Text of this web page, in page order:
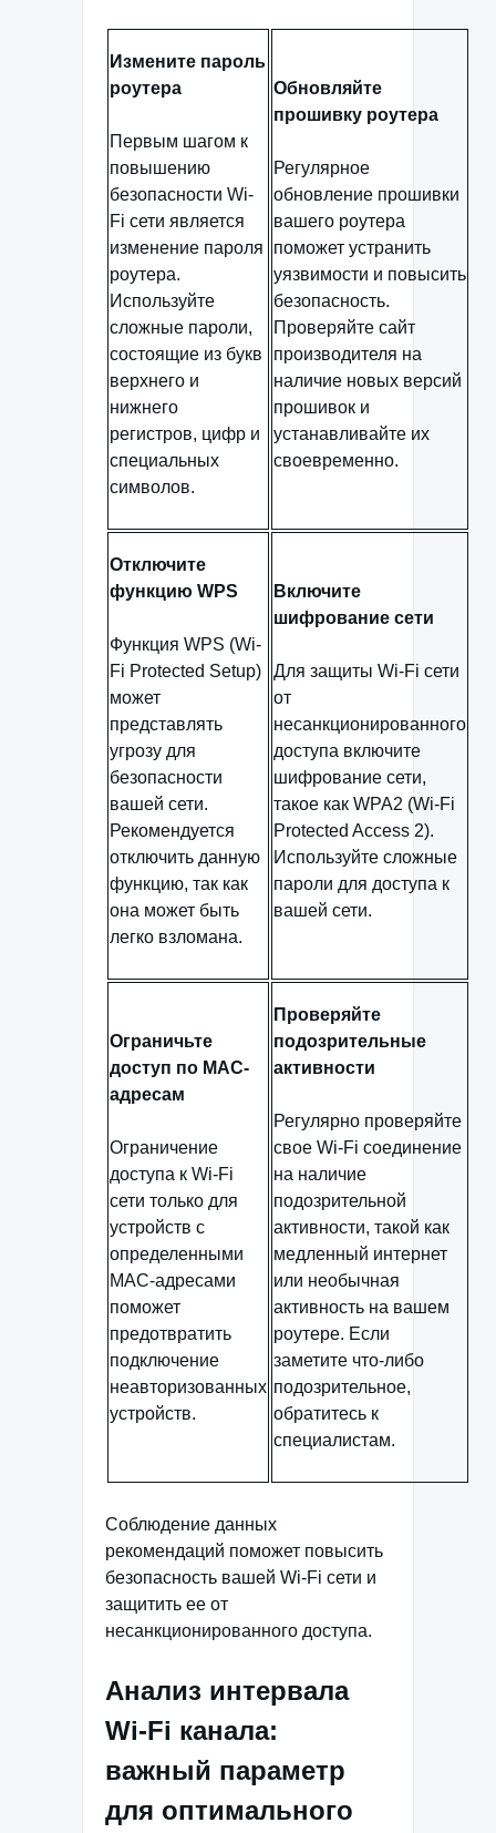
Измените пароль
роутера
Первым шагом к
повышению
безопасности Wi-
Fi сети является
изменение пароля
роутера.
Используйте
сложные пароли,
состоящие из букв
верхнего и
нижнего
регистров, цифр и
специальных
символов.
Обновляйте
прошивку роутера
Регулярное
обновление прошивки
вашего роутера
поможет устранить
уязвимости и повысить
безопасность.
Проверяйте сайт
производителя на
наличие новых версий
прошивок и
устанавливайте их
своевременно.
Отключите
функцию WPS
Функция WPS (Wi-
Fi Protected Setup)
может
представлять
угрозу для
безопасности
вашей сети.
Рекомендуется
отключить данную
функцию, так как
она может быть
легко взломана.
Включите
шифрование сети
Для защиты Wi-Fi сети
от
несанкционированного
доступа включите
шифрование сети,
такое как WPA2 (Wi-Fi
Protected Access 2).
Используйте сложные
пароли для доступа к
вашей сети.
Ограничьте
доступ по MAC-
адресам
Ограничение
доступа к Wi-Fi
сети только для
устройств с
определенными
MAC-адресами
поможет
предотвратить
подключение
неавторизованных
устройств.
Проверяйте
подозрительные
активности
Регулярно проверяйте
свое Wi-Fi соединение
на наличие
подозрительной
активности, такой как
медленный интернет
или необычная
активность на вашем
роутере. Если
заметите что-либо
подозрительное,
обратитесь к
специалистам.
Соблюдение данных
рекомендаций поможет повысить
безопасность вашей Wi-Fi сети и
защитить ее от
несанкционированного доступа.
Анализ интервала
Wi-Fi канала:
важный параметр
для оптимального